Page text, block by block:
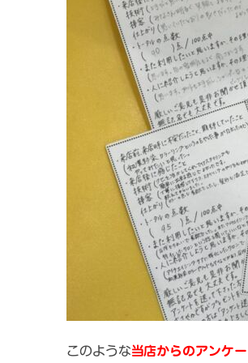
このような当店からのアンケー